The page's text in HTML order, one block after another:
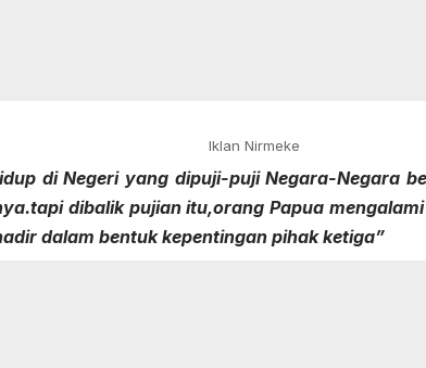
Iklan Nirmeke
di Negeri yang dipuji-puji Negara-Negara
dibalik pujian itu,orang Papua
dalam bentuk kepentingan pihak ketiga”